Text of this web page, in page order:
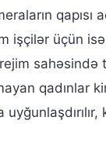
işçilər üçün
sahəsində
qadınlar